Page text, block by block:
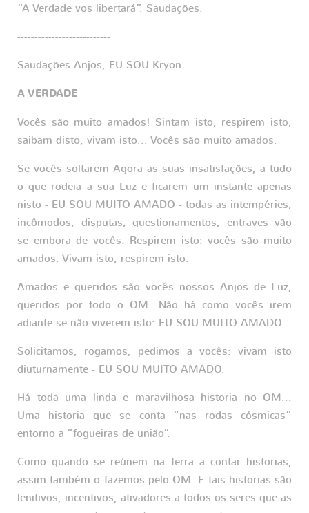
“A Verdade vos libertará”. Saudações.
---------------------------
Saudações Anjos, EU SOU Kryon.
A VERDADE
Vocês são muito amados! Sintam isto, respirem isto,
saibam disto, vivam isto... Vocês são muito amados.
Se vocês soltarem Agora as suas insatisfações, a tudo
o que rodeia a sua Luz e ficarem um instante apenas
nisto - EU SOU MUITO AMADO - todas as intempéries,
incômodos, disputas, questionamentos, entraves vão
se embora de vocês. Respirem isto: vocês são muito
amados. Vivam isto, respirem isto.
Amados e queridos são vocês nossos Anjos de Luz,
queridos por todo o OM. Não há como vocês irem
adiante se não viverem isto: EU SOU MUITO AMADO.
Solicitamos, rogamos, pedimos a vocês: vivam isto
diuturnamente - EU SOU MUITO AMADO.
Há toda uma linda e maravilhosa historia no OM...
Uma historia que se conta “nas rodas cósmicas”
entorno a “fogueiras de união”.
Como quando se reúnem na Terra a contar historias,
assim também o fazemos pelo OM. E tais historias são
lenitivos, incentivos, ativadores a todos os seres que as